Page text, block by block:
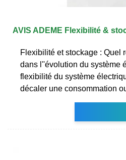
AVIS ADEME Flexibilité &
Flexibilité et stockage : Quel
dans l''évolution du système
flexibilité du système
décaler une consommation